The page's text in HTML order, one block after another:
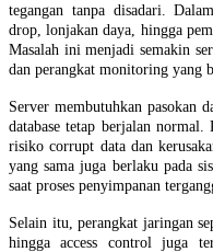
tegangan tanpa disadari.
drop, lonjakan daya, hingga
Masalah ini menjadi semakin
dan perangkat monitoring yang
Server membutuhkan pasokan
database tetap berjalan
risiko corrupt data dan
yang sama juga berlaku pada
saat proses penyimpanan
Selain itu, perangkat jaringan
hingga access control juga